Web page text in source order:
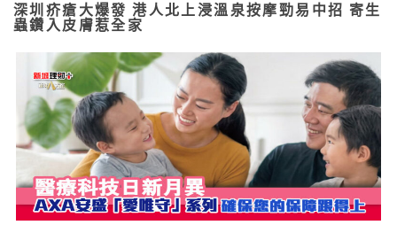
深圳疥瘡大爆發 港人北上浸溫泉按摩勁易中招 寄生
蟲鑽入皮膚惹全家